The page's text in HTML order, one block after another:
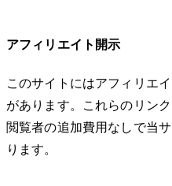
アフィリエイト開示
このサイトにはアフィリエ
があります。これらのリン
閲覧者の追加費用なしで当
ります。